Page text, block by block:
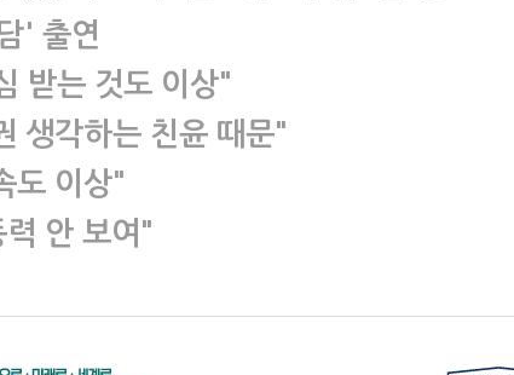
' 출연
받는 것도 이상"
생각하는 친윤 때문"
도 이상"
안 보여"